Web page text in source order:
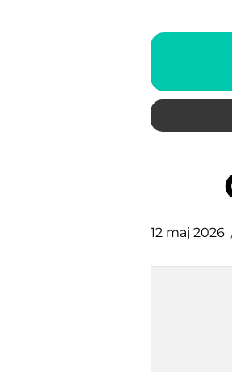
12 maj 2026